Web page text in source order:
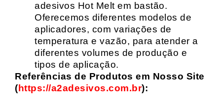
adesivos Hot Melt em bastão.
Oferecemos diferentes modelos de
aplicadores, com variações de
temperatura e vazão, para atender a
diferentes volumes de produção e
tipos de aplicação.
Referências de Produtos em Nosso Site
(https://a2adesivos.com.br):